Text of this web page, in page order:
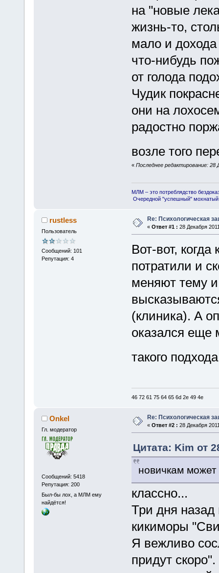
на "новые
жизнь-то,
мало и дохода
что-нибудь
от голода
Чудик
они на
радостно
возле того
« Последнее редактирование: 28
МЛМ – это потреблядство
Очередной "успешный"
rustless
Пользователь
Сообщений: 101
Репутация: 4
Re: Психологическая
« Ответ #1 : 28 Декабря
Вот-вот,
потратили и
меняют тему и
(клиника). А
оказался
такого
46 72 61 75 64 65 6d 2e 49 4e
Onkel
Гл. модератор
Сообщений: 5418
Репутация: 200
Был-бы лох, а МЛМ ему
найдётся!
Re: Психологическая
« Ответ #2 : 28 Декабря
Цитата: Kim от
новичкам может
классно...
Три дня
кикиморы
Я вежливо
придут